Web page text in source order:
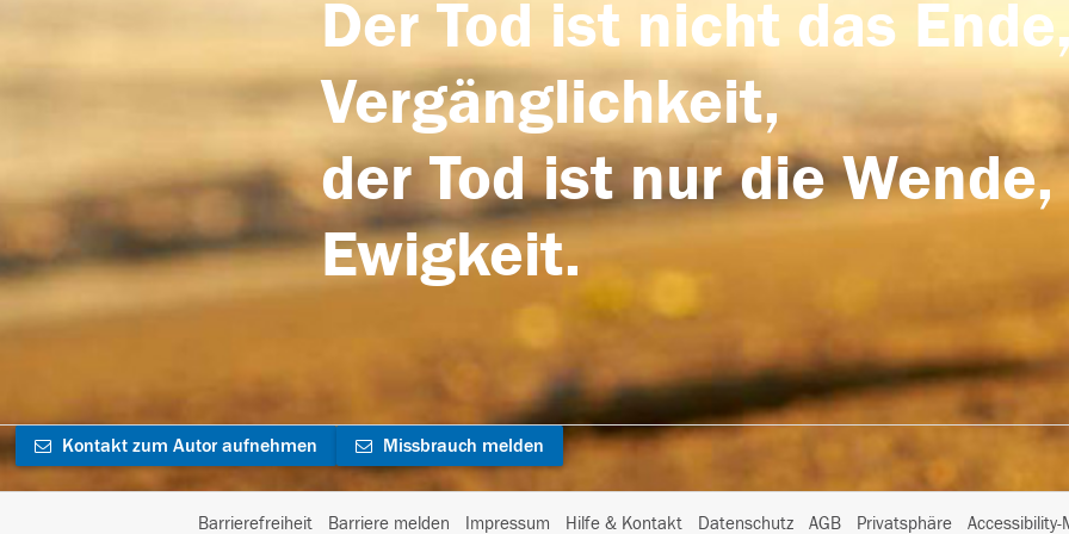
Der Tod ist nicht das
Vergänglichkeit,
der Tod ist nur die
Ewigkeit.
Kontakt zum Autor aufnehmen Missbrauch melden
Barrierefreiheit Barriere melden Impressum Hilfe & Kontakt Datenschutz AGB Privatsphäre I